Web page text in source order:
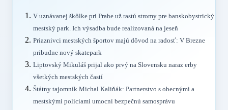
V uznávanej škôlke pri Prahe už rastú stromy pre banskobystrický
mestský park. Ich výsadba bude realizovaná na jeseň
Priaznivci mestských športov majú dôvod na radosť: V Brezne
pribudne nový skatepark
Liptovský Mikuláš prijal ako prvý na Slovensku naraz erby
všetkých mestských častí
Štátny tajomník Michal Kaliňák: Partnerstvo s obecnými a
mestskými políciami umocní bezpečnú samosprávu